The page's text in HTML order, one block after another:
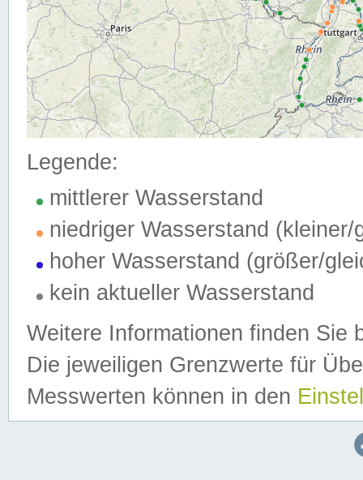
Legende:
mittlerer Wasserstand
niedriger Wasserstand (kleiner/
hoher Wasserstand (größer/
kein aktueller Wasserstand
Weitere Informationen finden Sie
Die jeweiligen Grenzwerte für
Messwerten können in den